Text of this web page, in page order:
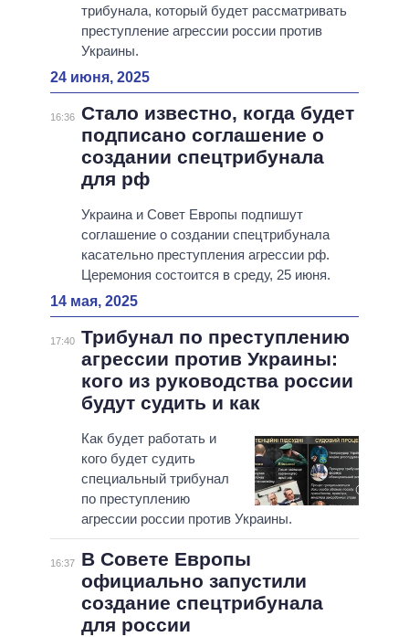
трибунала, который будет рассматривать
преступление агрессии россии против
Украины.
24 июня, 2025
16:36 Стало известно, когда будет
подписано соглашение о
создании спецтрибунала
для рф
Украина и Совет Европы подпишут
соглашение о создании спецтрибунала
касательно преступления агрессии рф.
Церемония состоится в среду, 25 июня.
14 мая, 2025
17:40 Трибунал по преступлению
агрессии против Украины:
кого из руководства россии
будут судить и как
Как будет работать и
кого будет судить
специальный трибунал
по преступлению
агрессии россии против Украины.
16:37
В Совете Европы
официально запустили
создание спецтрибунала
для россии